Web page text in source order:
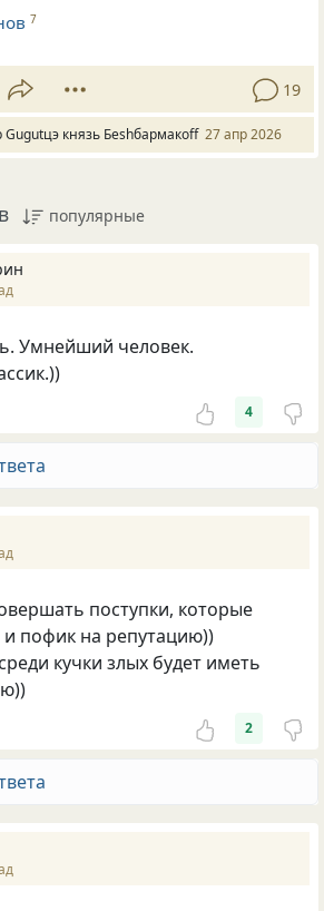
7
19
Gugutцэ князь Беshбармакоff 27 апр 2026
популярные
Умнейший человек.
4
поступки, которые
пофик на репутацию))
кучки злых будет иметь
2